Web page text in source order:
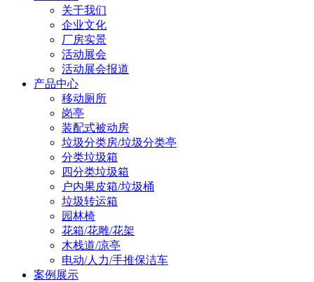
关于我们
企业文化
厂房实景
活动展会
活动展会报道
产品中心
移动厕所
岗亭
装配式被动房
垃圾分类房/垃圾分类亭
分类垃圾箱
四分类垃圾箱
户内果皮箱/垃圾桶
垃圾转运箱
园林椅
花箱/花雕/花架
木栈道/凉亭
电动/人力/手推保洁车
案例展示